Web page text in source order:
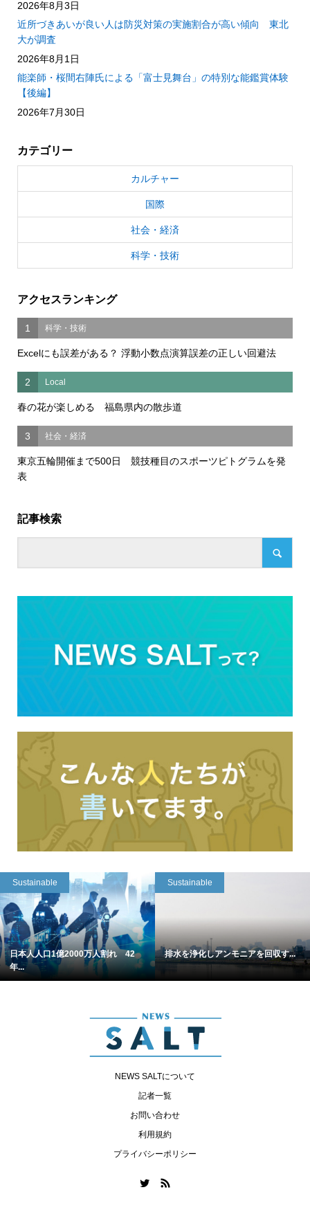
2026年8月3日
近所づきあいが良い人は防災対策の実施割合が高い傾向 東北
大が調査
2026年8月1日
能楽師・桜間右陣氏による「富士見舞台」の特別な能鑑賞体験
【後編】
2026年7月30日
カテゴリー
カルチャー
国際
社会・経済
科学・技術
アクセスランキング
1 科学・技術
Excelにも誤差がある？ 浮動小数点演算誤差の正しい回避法
2 Local
春の花が楽しめる 福島県内の散歩道
3 社会・経済
東京五輪開催まで500日 競技種目のスポーツピトグラムを発
表
記事検索
Sustainable
日本人人口1億2000万人割れ 42
年...
Sustainable
排水を浄化しアンモニアを回収す...
NEWS SALTについて
記者一覧
お問い合わせ
利用規約
プライバシーポリシー